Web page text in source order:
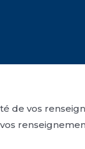
de vos